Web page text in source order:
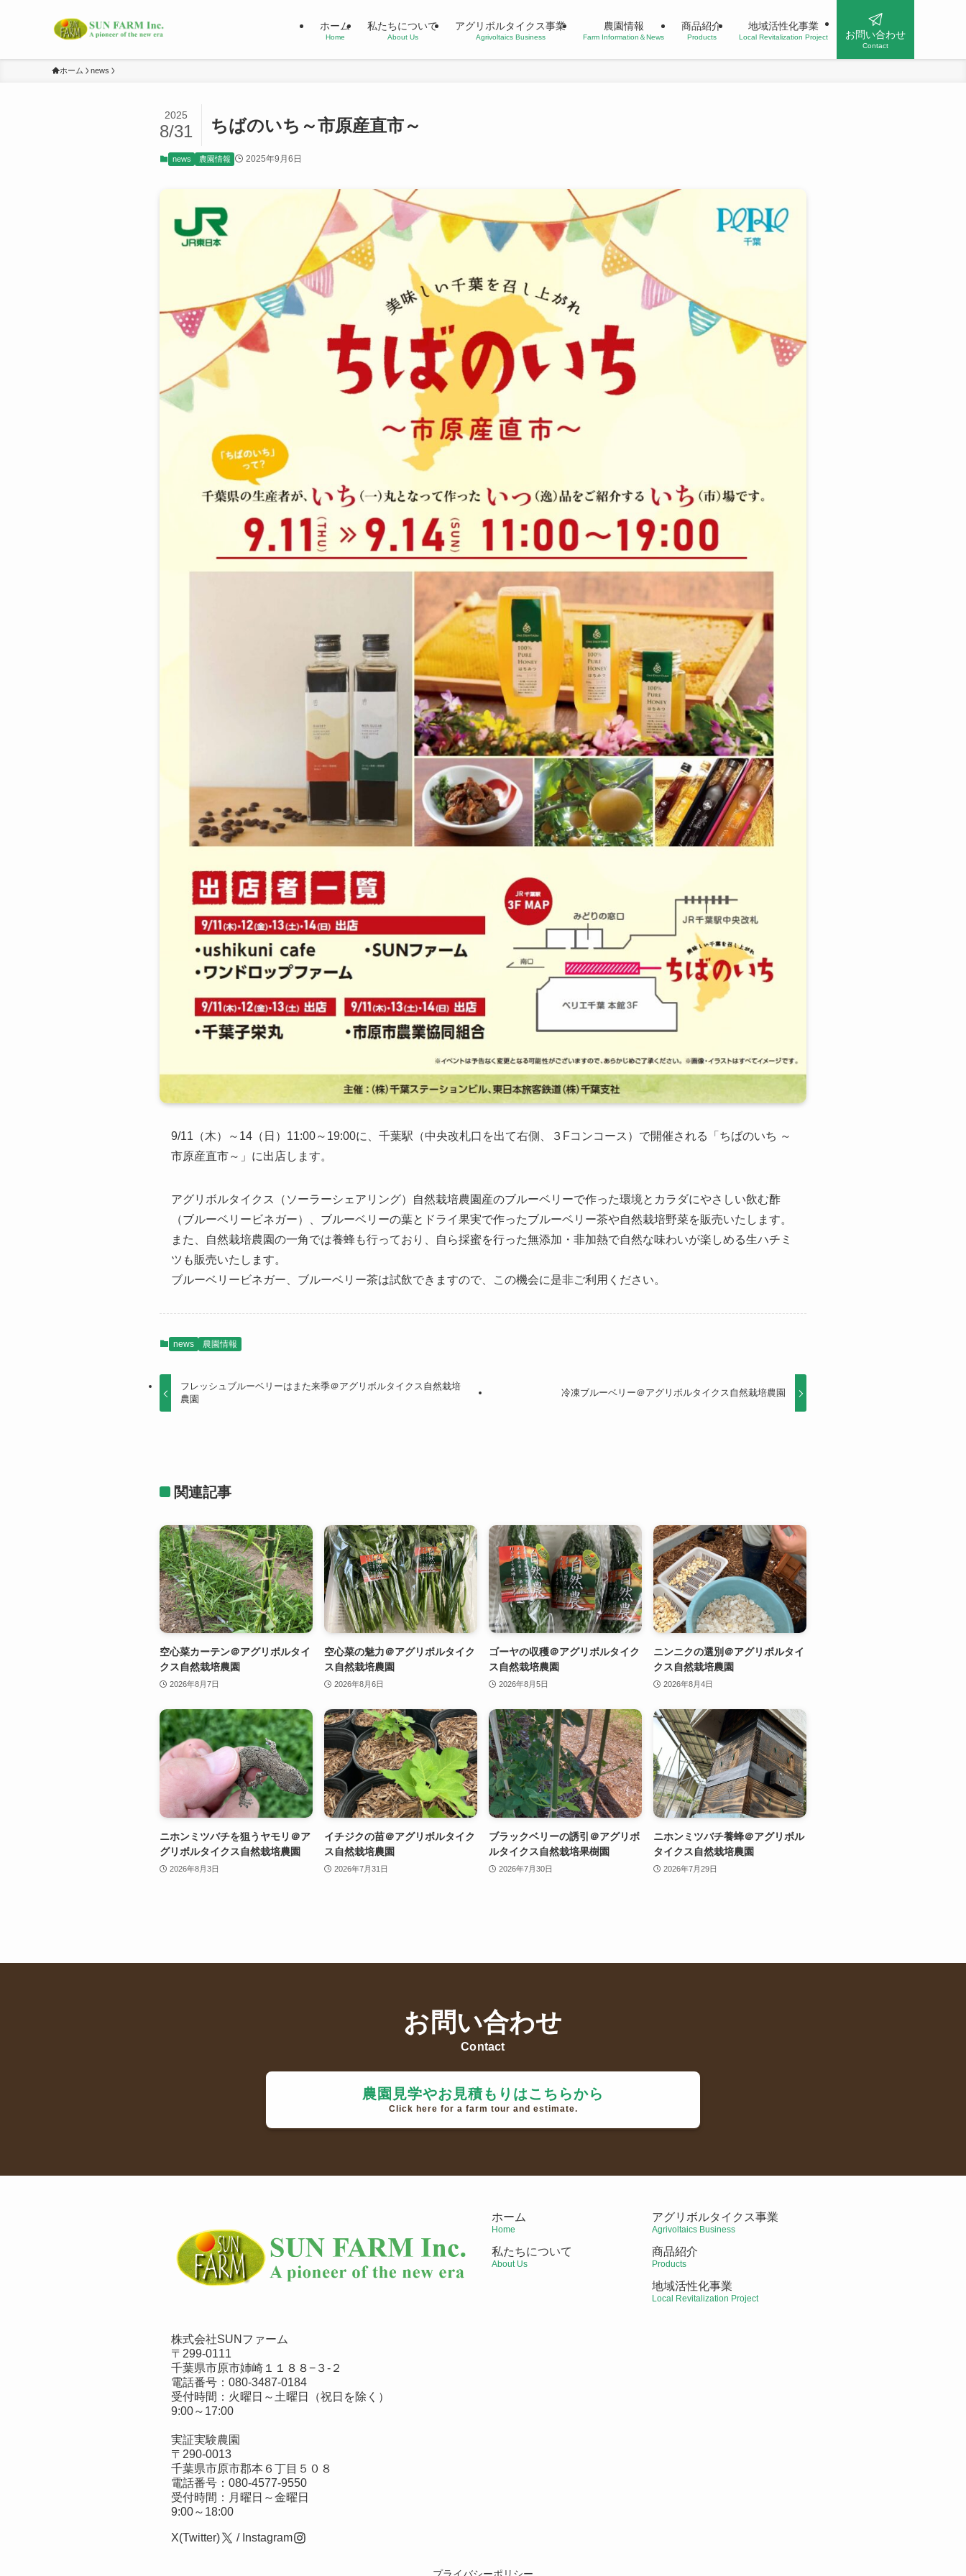
ホーム
Home
私たちについて
About Us
アグリボルタイクス事業
Agrivoltaics Business
農園情報
Farm Information＆News
商品紹介
Products
地域活性化事業
Local Revitalization Project お問い合わせ
Contact
ホーム news
ちばのいち～市原産直市～
2025
8/31
news 農園情報 2025年9月6日
9/11（木）～14（日）11:00～19:00に、千葉駅（中央改札口を出て右側、３Fコンコース）で開催される「ちばのいち ～
市原産直市～」に出店します。
アグリボルタイクス（ソーラーシェアリング）自然栽培農園産のブルーベリーで作った環境とカラダにやさしい飲む酢
（ブルーベリービネガー）、ブルーベリーの葉とドライ果実で作ったブルーベリー茶や自然栽培野菜を販売いたします。
また、自然栽培農園の一角では養蜂も行っており、自ら採蜜を行った無添加・非加熱で自然な味わいが楽しめる生ハチミ
ツも販売いたします。
ブルーベリービネガー、ブルーベリー茶は試飲できますので、この機会に是非ご利用ください。
news 農園情報
フレッシュブルーベリーはまた来季＠アグリボルタイクス自然栽培
農園
冷凍ブルーベリー＠アグリボルタイクス自然栽培農園
関連記事
空心菜カーテン＠アグリボルタイ
クス自然栽培農園
2026年8月7日
空心菜の魅力＠アグリボルタイク
ス自然栽培農園
2026年8月6日
ゴーヤの収穫＠アグリボルタイク
ス自然栽培農園
2026年8月5日
ニンニクの選別＠アグリボルタイ
クス自然栽培農園
2026年8月4日
ニホンミツバチを狙うヤモリ＠ア
グリボルタイクス自然栽培農園
2026年8月3日
イチジクの苗＠アグリボルタイク
ス自然栽培農園
2026年7月31日
ブラックベリーの誘引＠アグリボ
ルタイクス自然栽培果樹園
2026年7月30日
ニホンミツバチ養蜂＠アグリボル
タイクス自然栽培農園
2026年7月29日
お問い合わせ
Contact
農園見学やお見積もりはこちらから
Click here for a farm tour and estimate.
株式会社SUNファーム
〒299-0111
千葉県市原市姉崎１１８８−３-２
電話番号： 080-3487-0184
受付時間：火曜日～土曜日（祝日を除く）
9:00～17:00
実証実験農園
〒290-0013
千葉県市原市郡本６丁目５０８
電話番号： 080-4577-9550
受付時間：月曜日～金曜日
9:00～18:00
X(Twitter) / Instagram
ホーム
Home
私たちについて
About Us
アグリボルタイクス事業
Agrivoltaics Business
商品紹介
Products
地域活性化事業
Local Revitalization Project